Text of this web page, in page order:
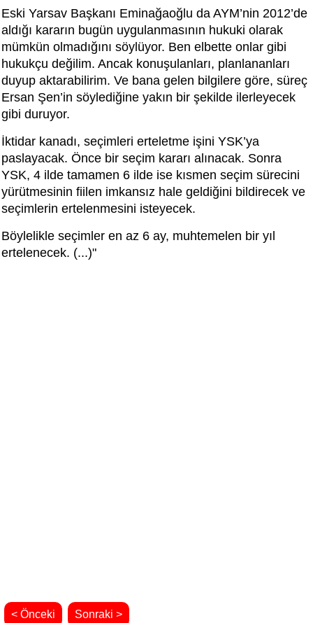
Eski Yarsav Başkanı Eminağaoğlu da AYM’nin 2012’de
aldığı kararın bugün uygulanmasının hukuki olarak
mümkün olmadığını söylüyor. Ben elbette onlar gibi
hukukçu değilim. Ancak konuşulanları, planlananları
duyup aktarabilirim. Ve bana gelen bilgilere göre, süreç
Ersan Şen’in söylediğine yakın bir şekilde ilerleyecek
gibi duruyor.
İktidar kanadı, seçimleri erteletme işini YSK’ya
paslayacak. Önce bir seçim kararı alınacak. Sonra
YSK, 4 ilde tamamen 6 ilde ise kısmen seçim sürecini
yürütmesinin fiilen imkansız hale geldiğini bildirecek ve
seçimlerin ertelenmesini isteyecek.
Böylelikle seçimler en az 6 ay, muhtemelen bir yıl
ertelenecek. (...)"
< Önceki Sonraki >